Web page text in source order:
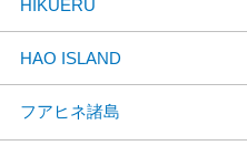
HIKUERU
HAO ISLAND
フアヒネ諸島